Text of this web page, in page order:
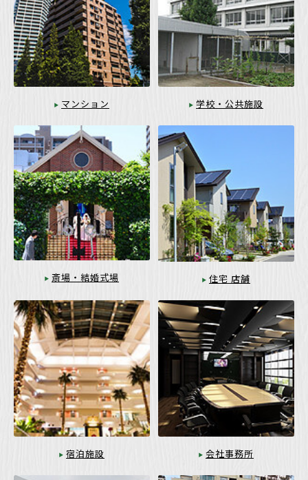
マンション 学校・公共施設
斎場・結婚式場 住宅 店舗
宿泊施設 会社事務所